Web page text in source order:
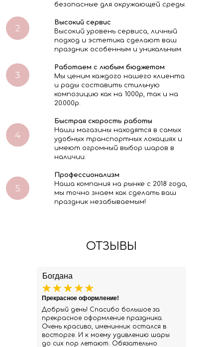
безопасные для окружающей среды.
Высокий сервис
Высокий уровень сервиса, личный
подход и эстетика сделают ваш
праздник особенным и уникальным.
Работаем с любым бюджетом
Мы ценим каждого нашего клиента
и рады составить стильную
композицию как на 1000р, так и на
20.000р.
Быстрая скорость работы
Наши магазины находятся в самых
удобных транспортных локациях и
имеют огромный выбор шаров в
наличии.
Профессионализм
Наша компания на рынке с 2018 года,
мы точно знаем как сделать ваш
праздник незабываемым!
ОТЗЫВЫ
Богдана
Добрый день! Спасибо большое за
прекрасное оформление праздника.
Очень красиво, именинник остался в
восторге. И к моему удивлению шары
до сих пор летают. Обязательно
Прекрасное оформление!